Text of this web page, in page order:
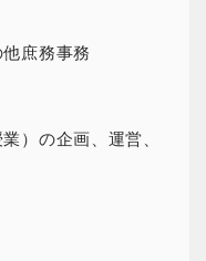
庶務事務
）の企画、運営、